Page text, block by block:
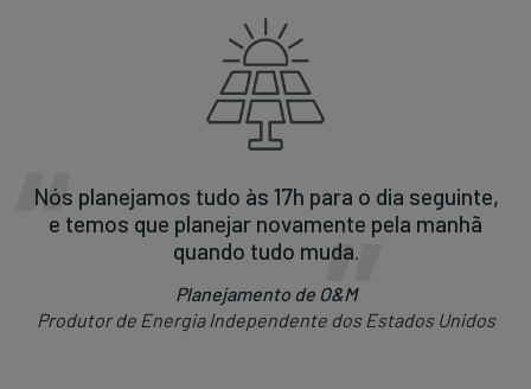
Nós planejamos tudo às 17h para o dia seguinte,
e temos que planejar novamente pela manhã
quando tudo muda.
Planejamento de O&M
Produtor de Energia Independente dos Estados Unidos